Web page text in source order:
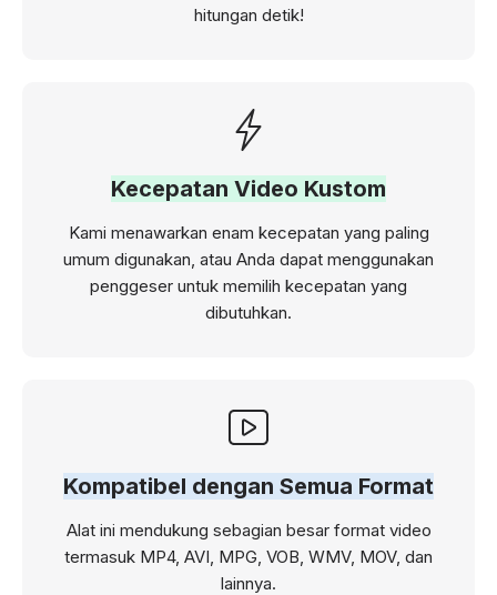
hitungan detik!
Kecepatan Video Kustom
Kami menawarkan enam kecepatan yang paling
umum digunakan, atau Anda dapat menggunakan
penggeser untuk memilih kecepatan yang
dibutuhkan.
Kompatibel dengan Semua Format
Alat ini mendukung sebagian besar format video
termasuk MP4, AVI, MPG, VOB, WMV, MOV, dan
lainnya.